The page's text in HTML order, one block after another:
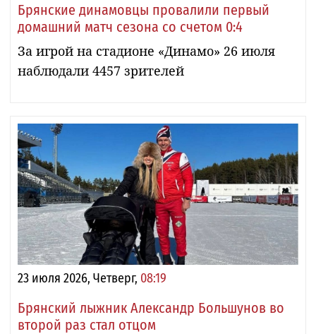
Брянские динамовцы провалили первый
домашний матч сезона со счетом 0:4
За игрой на стадионе «Динамо» 26 июля
наблюдали 4457 зрителей
23 июля 2026, Четверг, 08:19
Брянский лыжник Александр Большунов во
второй раз стал отцом